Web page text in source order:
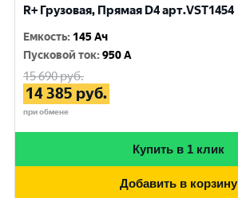
R+ Грузовая, Прямая D4 арт.VST1454
Емкость: 145 Ач
Пусковой ток:950 A
15 690руб.
14 385 руб.
при обмене
Купить в 1 клик
Добавить в корзину